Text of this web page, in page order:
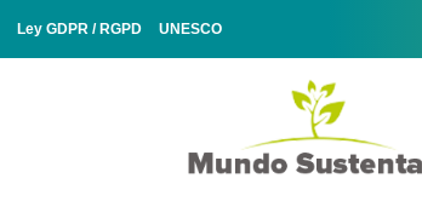
Ley GDPR / RGPD UNESCO